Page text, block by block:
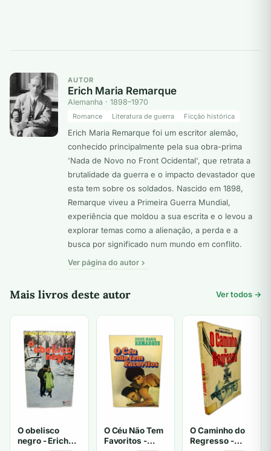
AUTOR
Erich Maria Remarque
Alemanha · 1898–1970
Romance Literatura de guerra Ficção histórica
Erich Maria Remarque foi um escritor alemão,
conhecido principalmente pela sua obra-prima
'Nada de Novo no Front Ocidental', que retrata a
brutalidade da guerra e o impacto devastador que
esta tem sobre os soldados. Nascido em 1898,
Remarque viveu a Primeira Guerra Mundial,
experiência que moldou a sua escrita e o levou a
explorar temas como a alienação, a perda e a
busca por significado num mundo em conflito.
Ver página do autor
Mais livros deste autor Ver todos →
O obelisco
negro - Erich
O Céu Não Tem
Favoritos -
O Caminho do
Regresso -